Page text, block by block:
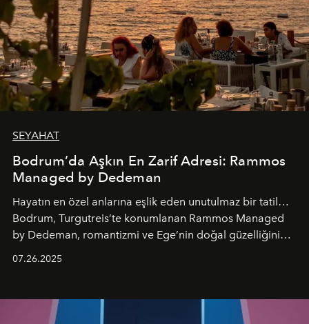
SEYAHAT
Bodrum’da Aşkın En Zarif Adresi: Rammos
Managed by Dedeman
Hayatın en özel anlarına eşlik eden unutulmaz bir tatil…
Bodrum, Turgutreis’te konumlanan Rammos Managed
by Dedeman, romantizmi ve Ege’nin doğal güzelliğini
07.26.2025